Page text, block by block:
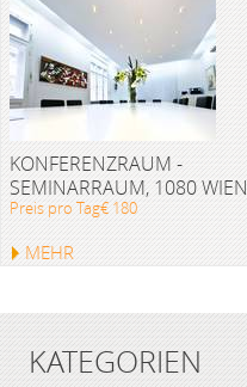
KONFERENZRAUM -
SEMINARRAUM, 1080 WIEN
Preis pro Tag€ 180
MEHR
KATEGORIEN